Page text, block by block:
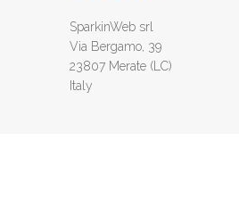
SparkinWeb srl
Via Bergamo, 39
23807 Merate (LC)
Italy